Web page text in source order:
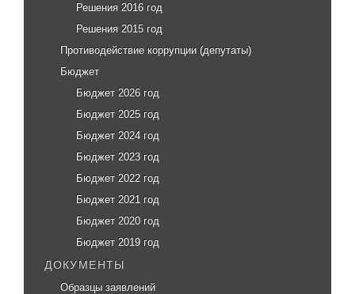
Решения 2016 год
Решения 2015 год
Противодействие коррупции (депутаты)
Бюджет
Бюджет 2026 год
Бюджет 2025 год
Бюджет 2024 год
Бюджет 2023 год
Бюджет 2022 год
Бюджет 2021 год
Бюджет 2020 год
Бюджет 2019 год
ДОКУМЕНТЫ
Образцы заявлений